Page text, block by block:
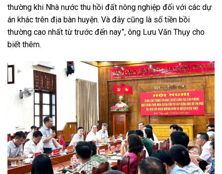
thường khi Nhà nước thu hồi đất nông nghiệp đối với các dự
án khác trên địa bàn huyện. Và đây cũng là số tiền bồi
thường cao nhất từ trước đến nay”, ông Lưu Văn Thụy cho
biết thêm.